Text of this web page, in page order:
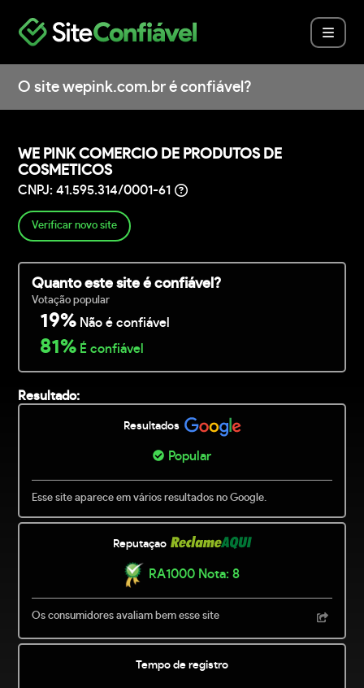
O site wepink.com.br é confiável?
WE PINK COMERCIO DE PRODUTOS DE
COSMETICOS
CNPJ: 41.595.314/0001-61
Verificar novo site
Quanto este site é confiável?
Votação popular
19% Não é confiável
81% É confiável
Resultado:
Resultados
Popular
Esse site aparece em vários resultados no Google.
Reputaçao
RA1000 Nota: 8
Os consumidores avaliam bem esse site
Tempo de registro